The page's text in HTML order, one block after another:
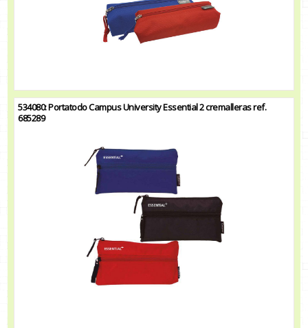
534080: Portatodo Campus University Essential 2 cremalleras ref.
685289